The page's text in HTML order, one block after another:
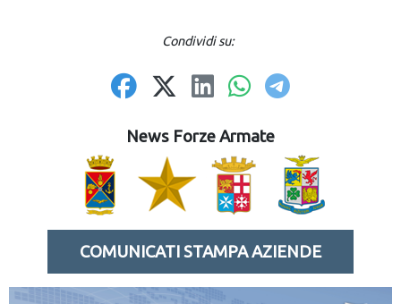
Condividi su:
News Forze Armate
COMUNICATI STAMPA AZIENDE